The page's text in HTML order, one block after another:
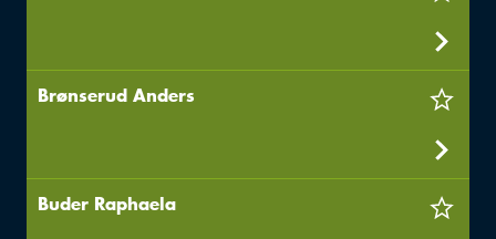
Brønserud Anders
Buder Raphaela